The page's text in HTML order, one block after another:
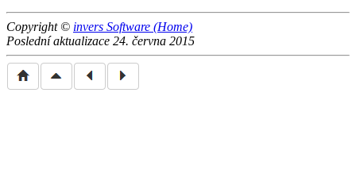
Copyright © invers Software (Home)
Poslední aktualizace 24. června 2015